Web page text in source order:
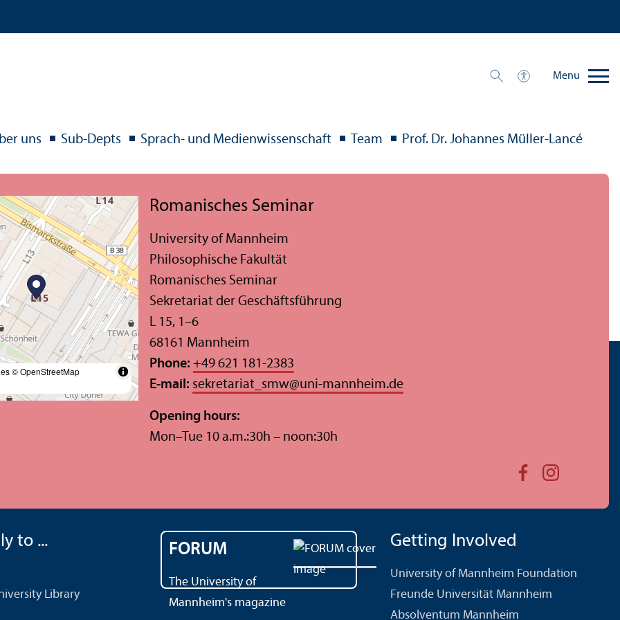
Menu
uns Sub-Depts Sprach- und Medienwissenschaft Team Prof. Dr. Johannes Müller-Lancé
© OpenStreetMap
Romanisches Seminar
University of Mannheim
Philosophische Fakultät
Romanisches Seminar
Sekretariat der Geschäftsführung
L 15, 1–6
68161 Mannheim
Phone: +49 621 181-2383
E-mail: sekretariat_smw@uni-mannheim.de
Opening hours:
Mon–Tue 10 a.m.:30h – noon:30h
to ...
Library
FORUM
The University of
Mannheim's magazine
Getting Involved
University of Mannheim Foundation
Freunde Universität Mannheim
Absolventum Mannheim